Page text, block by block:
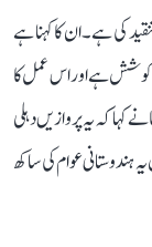
کی ہے۔ ان کا کہنا ہے
کوشش ہے اور اس عمل کا
کہا کہ یہ پروازیں دہلی
عوام کی ساکھ